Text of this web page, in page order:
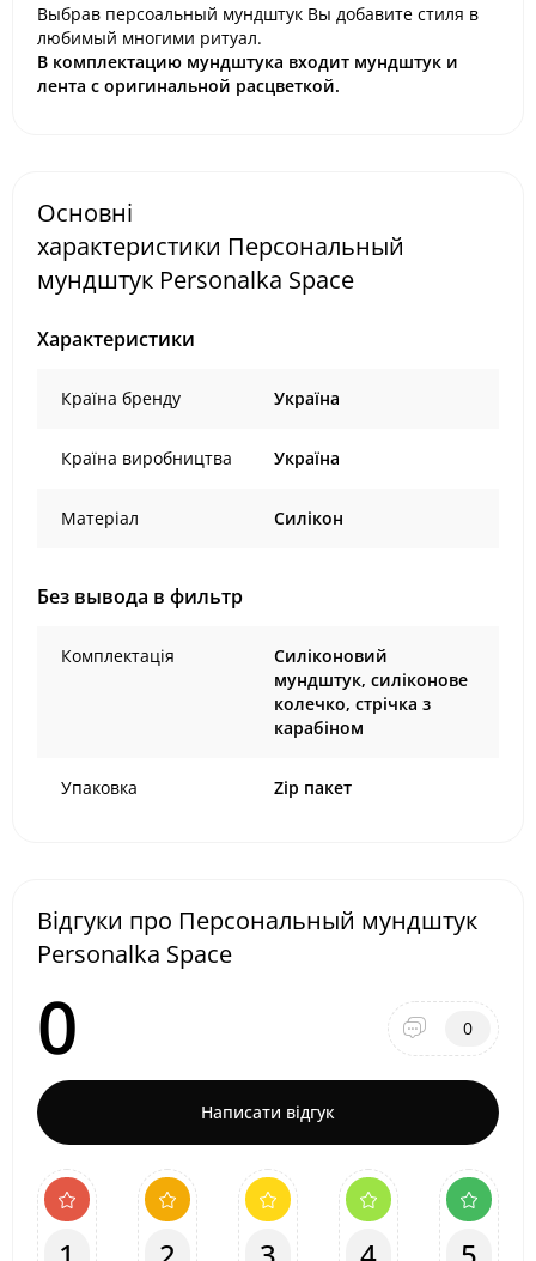
Выбрав персоальный мундштук Вы добавите стиля в
любимый многими ритуал.
В комплектацию мундштука входит мундштук и
лента с оригинальной расцветкой.
Основні
характеристики Персональный
мундштук Personalka Space
Характеристики
Країна бренду Україна
Країна виробництва Україна
Матеріал Силікон
Без вывода в фильтр
Комплектація
Силіконовий
мундштук, силіконове
колечко, стрічка з
карабіном
Упаковка Zip пакет
Відгуки про Персональный мундштук
Personalka Space
0 0
Написати відгук